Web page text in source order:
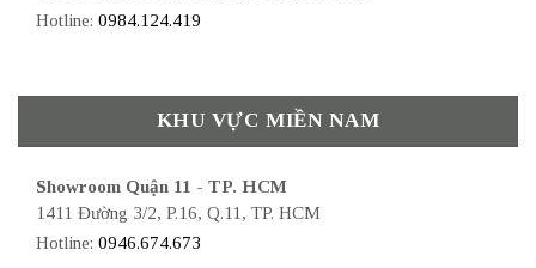
Hotline: 0984.124.419
KHU VỰC MIỀN NAM
Showroom Quận 11 - TP. HCM
1411 Đường 3/2, P.16, Q.11, TP. HCM
Hotline: 0946.674.673